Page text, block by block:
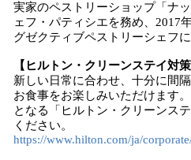
実家のペストリーショップ「ナ
ェフ・パティシエを務め、2017
グゼクティブペストリーシェフに
【ヒルトン・クリーンステイ対策
新しい日常に合わせ、十分に間
お食事をお楽しみいただけます
となる「ヒルトン・クリーンス
ください。
https://www.hilton.com/ja/